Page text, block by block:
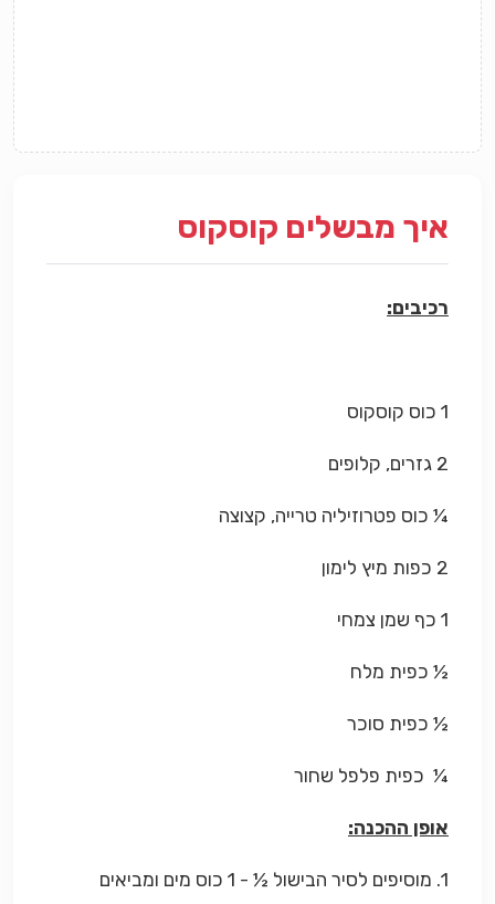
איך מבשלים קוסקוס
רכיבים:
1 כוס קוסקוס
2 גזרים, קלופים
¼ כוס פטרוזיליה טרייה, קצוצה
2 כפות מיץ לימון
1 כף שמן צמחי
½ כפית מלח
½ כפית סוכר
¼ כפית פלפל שחור
אופן ההכנה:
1. מוסיפים לסיר הבישול
½ - 1 כוס מים ומביאים